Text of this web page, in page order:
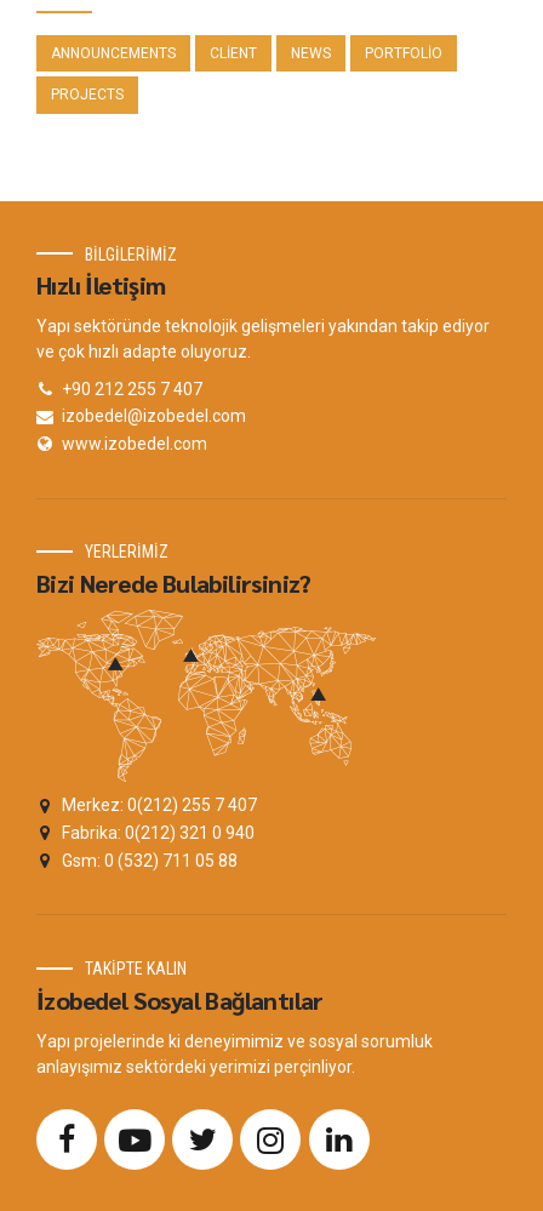
ANNOUNCEMENTS CLIENT NEWS PORTFOLIO
PROJECTS
BİLGİLERİMİZ
Hızlı İletişim
Yapı sektöründe teknolojik gelişmeleri yakından takip ediyor
ve çok hızlı adapte oluyoruz.
+90 212 255 7 407
izobedel@izobedel.com
www.izobedel.com
YERLERİMİZ
Bizi Nerede Bulabilirsiniz?
Merkez: 0(212) 255 7 407
Fabrika: 0(212) 321 0 940
Gsm: 0 (532) 711 05 88
TAKİPTE KALIN
İzobedel Sosyal Bağlantılar
Yapı projelerinde ki deneyimimiz ve sosyal sorumluk
anlayışımız sektördeki yerimizi perçinliyor.